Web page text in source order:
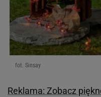
fot. Sinsay
Reklama: Zobacz